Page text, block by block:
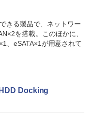
きる製品で、ネットワー
を搭載。このほかに、
、eSATA×1が用意されて
Docking